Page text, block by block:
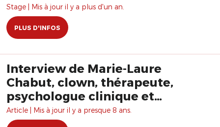
Stage | Mis à jour il y a plus d'un an.
PLUS D'INFOS
Interview de Marie-Laure
Chabut, clown, thérapeute,
psychologue clinique et
psychanalyste
Article | Mis à jour il y a presque 8 ans.